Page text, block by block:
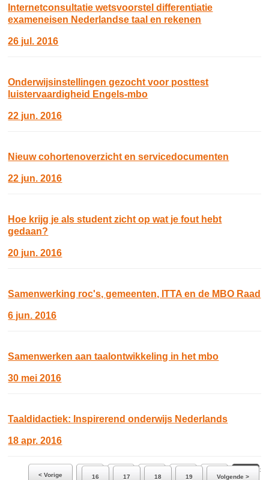
Internetconsultatie wetsvoorstel differentiatie
exameneisen Nederlandse taal en rekenen
26 jul. 2016
Onderwijsinstellingen gezocht voor posttest
luistervaardigheid Engels-mbo
22 jun. 2016
Nieuw cohortenoverzicht en servicedocumenten
22 jun. 2016
Hoe krijg je als student zicht op wat je fout hebt
gedaan?
20 jun. 2016
Samenwerking roc's, gemeenten, ITTA en de MBO Raad
6 jun. 2016
Samenwerken aan taalontwikkeling in het mbo
30 mei 2016
Taaldidactiek: Inspirerend onderwijs Nederlands
18 apr. 2016
Ga naar pagina:
< Vorige
10 11 12 13 14 15
16 17 18 19 Volgende >